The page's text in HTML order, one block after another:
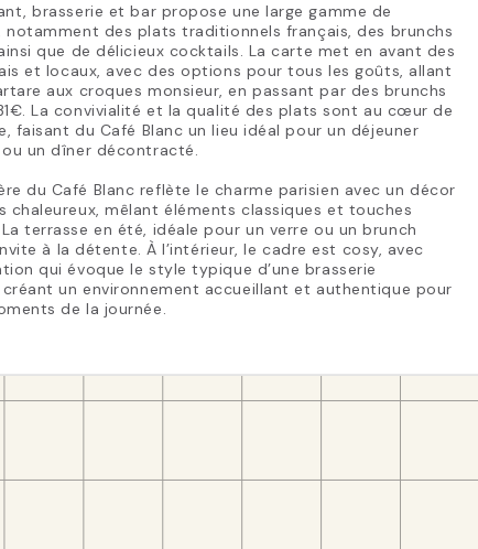
brasserie et bar propose une large gamme de
notamment des plats traditionnels français, des brunchs
que de délicieux cocktails. La carte met en avant des
et locaux, avec des options pour tous les goûts, allant
aux croques monsieur, en passant par des brunchs
La convivialité et la qualité des plats sont au cœur de
faisant du Café Blanc un lieu idéal pour un déjeuner
un dîner décontracté.
du Café Blanc reflète le charme parisien avec un décor
chaleureux, mêlant éléments classiques et touches
terrasse en été, idéale pour un verre ou un brunch
à la détente. À l’intérieur, le cadre est cosy, avec
qui évoque le style typique d’une brasserie
créant un environnement accueillant et authentique pour
de la journée.